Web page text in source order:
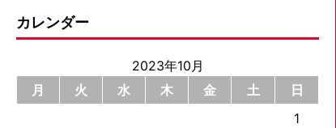
し
ま
し
た
カレンダー
2023年10月
月
火 水 木 金 土
日
1